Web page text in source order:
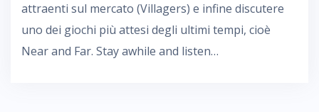
attraenti sul mercato (Villagers) e infine discutere
uno dei giochi più attesi degli ultimi tempi, cioè
Near and Far. Stay awhile and listen…